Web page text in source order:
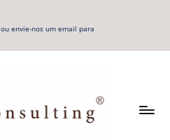
ou envie-nos um email para